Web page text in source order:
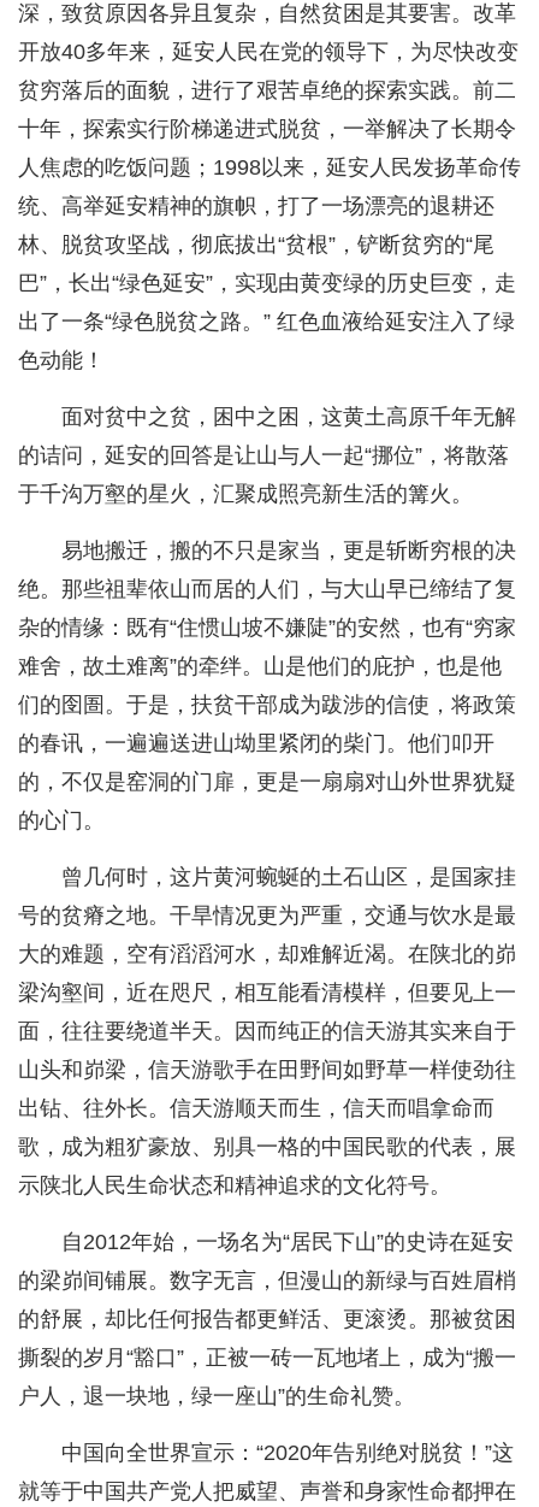
深，致贫原因各异且复杂，自然贫困是其要害。改革
开放40多年来，延安人民在党的领导下，为尽快改变
贫穷落后的面貌，进行了艰苦卓绝的探索实践。前二
十年，探索实行阶梯递进式脱贫，一举解决了长期令
人焦虑的吃饭问题；1998以来，延安人民发扬革命传
统、高举延安精神的旗帜，打了一场漂亮的退耕还
林、脱贫攻坚战，彻底拔出“贫根”，铲断贫穷的“尾
巴”，长出“绿色延安”，实现由黄变绿的历史巨变，走
出了一条“绿色脱贫之路。” 红色血液给延安注入了绿
色动能！
面对贫中之贫，困中之困，这黄土高原千年无解
的诘问，延安的回答是让山与人一起“挪位”，将散落
于千沟万壑的星火，汇聚成照亮新生活的篝火。
易地搬迁，搬的不只是家当，更是斩断穷根的决
绝。那些祖辈依山而居的人们，与大山早已缔结了复
杂的情缘：既有“住惯山坡不嫌陡”的安然，也有“穷家
难舍，故土难离”的牵绊。山是他们的庇护，也是他
们的囹圄。于是，扶贫干部成为跋涉的信使，将政策
的春讯，一遍遍送进山坳里紧闭的柴门。他们叩开
的，不仅是窑洞的门扉，更是一扇扇对山外世界犹疑
的心门。
曾几何时，这片黄河蜿蜒的土石山区，是国家挂
号的贫瘠之地。干旱情况更为严重，交通与饮水是最
大的难题，空有滔滔河水，却难解近渴。在陕北的峁
梁沟壑间，近在咫尺，相互能看清模样，但要见上一
面，往往要绕道半天。因而纯正的信天游其实来自于
山头和峁梁，信天游歌手在田野间如野草一样使劲往
出钻、往外长。信天游顺天而生，信天而唱拿命而
歌，成为粗犷豪放、别具一格的中国民歌的代表，展
示陕北人民生命状态和精神追求的文化符号。
自2012年始，一场名为“居民下山”的史诗在延安
的梁峁间铺展。数字无言，但漫山的新绿与百姓眉梢
的舒展，却比任何报告都更鲜活、更滚烫。那被贫困
撕裂的岁月“豁口”，正被一砖一瓦地堵上，成为“搬一
户人，退一块地，绿一座山”的生命礼赞。
中国向全世界宣示：“2020年告别绝对脱贫！”这
就等于中国共产党人把威望、声誉和身家性命都押在